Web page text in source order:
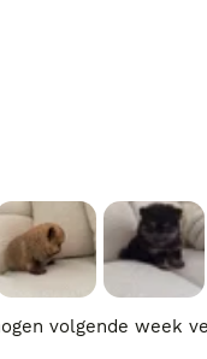
volgende week